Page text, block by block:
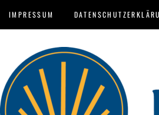
IMPRESSUM